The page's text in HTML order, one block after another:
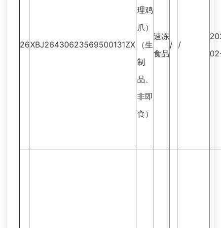
26XBJ26430623569500131ZX
理鸡
爪）
（生
制
品、
非即
食）
速冻
食品
/ /